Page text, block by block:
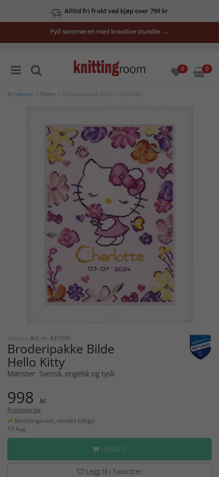
Alltid fri frakt ved kjøp over 799 kr
Fyll sommeren med kreative stunder →
0 0
Broderier Bilder > Broderipakke Bilde Hello Kitty
Vervaco Art. nr: 431030
Broderipakke Bilde
Hello Kitty
Mønster: Svensk, engelsk og tysk.
998 kr
Prishistorikk
Bestillingsvare, sendes tidligst
19 Aug
HANDLE
Legg til i Favoritter